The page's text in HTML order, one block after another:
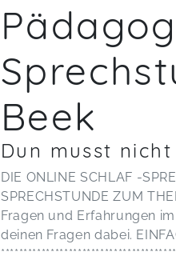
Beek
Dun musst
DIE ONLINE SCHLAF -
SPRECHSTUNDE ZUM
Fragen und Erfahrungen
deinen Fragen dabei.